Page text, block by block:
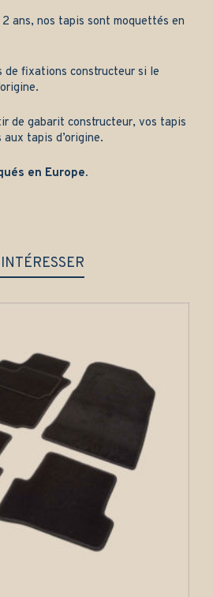
ans, nos tapis sont moquettés en
de fixations constructeur si le
de gabarit constructeur, vos tapis
tapis d’origine.
en Europe.